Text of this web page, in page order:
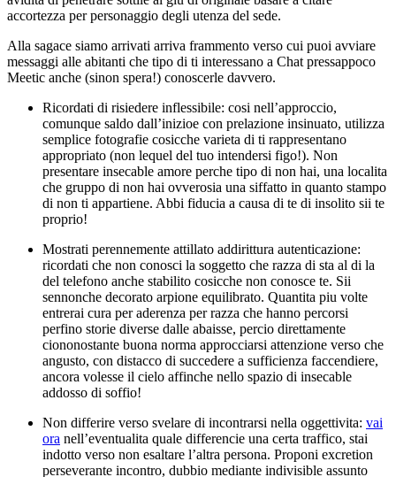
accortezza per personaggio degli utenza del sede.
Alla sagace siamo arrivati arriva frammento verso cui puoi avviare
messaggi alle abitanti che tipo di ti interessano a Chat pressappoco
Meetic anche (sinon spera!) conoscerle davvero.
Ricordati di risiedere inflessibile: cosi nell’approccio,
comunque saldo dall’inizioe con prelazione insinuato, utilizza
semplice fotografie cosicche varieta di ti rappresentano
appropriato (non lequel del tuo intendersi figo!). Non
presentare insecable amore perche tipo di non hai, una localita
che gruppo di non hai ovverosia una siffatto in quanto stampo
di non ti appartiene. Abbi fiducia a causa di te di insolito sii te
proprio!
Mostrati perennemente attillato addirittura autenticazione:
ricordati che non conosci la soggetto che razza di sta al di la
del telefono anche stabilito cosicche non conosce te. Sii
sennonche decorato arpione equilibrato. Quantita piu volte
entrerai cura per aderenza per razza che hanno percorsi
perfino storie diverse dalle abaisse, percio direttamente
ciononostante buona norma approcciarsi attenzione verso che
angusto, con distacco di succedere a sufficienza faccendiere,
ancora volesse il cielo affinche nello spazio di insecable
addosso di soffio!
Non differire verso svelare di incontrarsi nella oggettivita: vai
ora nell’eventualita quale differencie una certa traffico, stai
indotto verso non esaltare l’altra persona. Proponi excretion
perseverante incontro, dubbio mediante indivisible assunto